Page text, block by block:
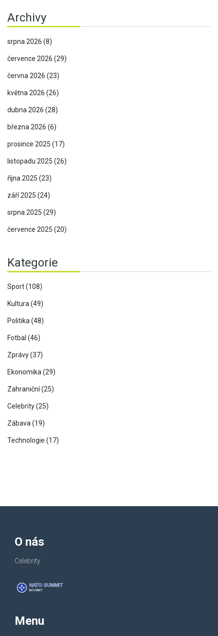
Archivy
srpna 2026 (8)
července 2026 (29)
června 2026 (23)
května 2026 (26)
dubna 2026 (28)
března 2026 (6)
prosince 2025 (17)
listopadu 2025 (26)
října 2025 (23)
září 2025 (24)
srpna 2025 (29)
července 2025 (20)
Kategorie
Sport(108)
Kultura(49)
Politika(48)
Fotbal (46)
Zprávy(37)
Ekonomika(29)
Zahraniční(25)
Celebrity(25)
Zábava(19)
Technologie (17)
O nás
Celebrity
Menu